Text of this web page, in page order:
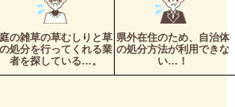
庭の雑草の草むしりと草
の処分を行ってくれる業
者を探している…。
県外在住のため、自治体
の処分方法が利用できな
い…！